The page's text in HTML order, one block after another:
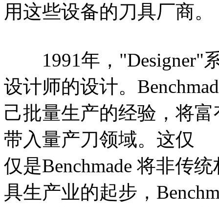
用这些设备的刀具厂商。
1991年，"Designer"
设计师的设计。
己批量生产的经验，将
带入量产刀领域。这仅
仅是Benchmade 将非传
具生产业的起步，